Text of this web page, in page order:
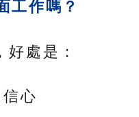
工作嗎？
處是：
心